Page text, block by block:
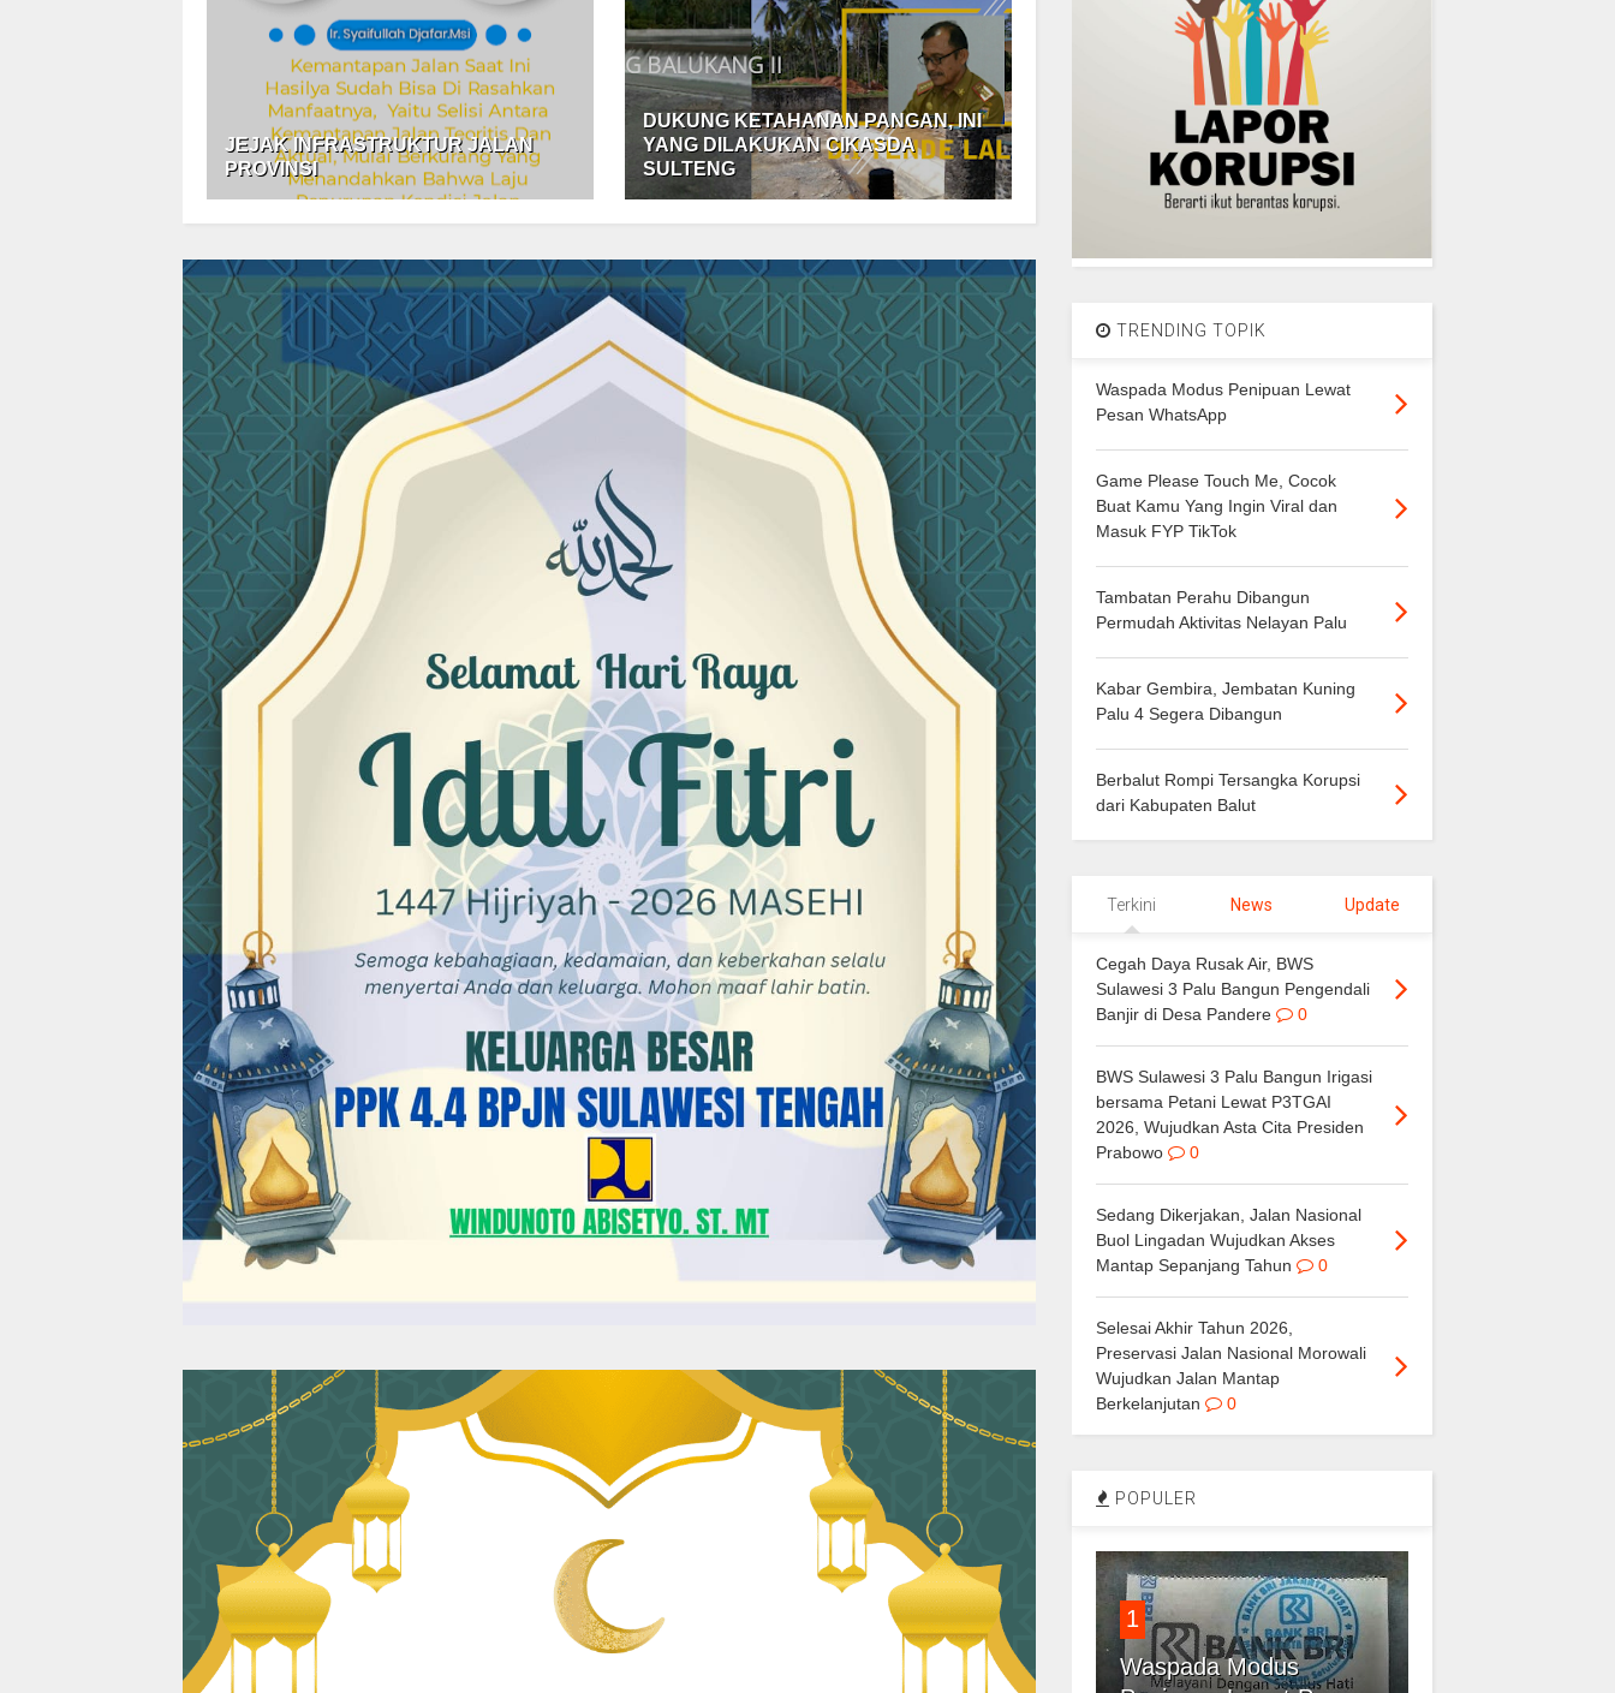
JEJAK INFRASTRUKTUR JALAN
PROVINSI
DUKUNG KETAHANAN PANGAN, INI
YANG DILAKUKAN CIKASDA
SULTENG
TRENDING TOPIK
Waspada Modus Penipuan Lewat
Pesan WhatsApp
Game Please Touch Me, Cocok
Buat Kamu Yang Ingin Viral dan
Masuk FYP TikTok
Tambatan Perahu Dibangun
Permudah Aktivitas Nelayan Palu
Kabar Gembira, Jembatan Kuning
Palu 4 Segera Dibangun
Berbalut Rompi Tersangka Korupsi
dari Kabupaten Balut
Terkini News Update
Cegah Daya Rusak Air, BWS
Sulawesi 3 Palu Bangun Pengendali
Banjir di Desa Pandere
0
BWS Sulawesi 3 Palu Bangun Irigasi
bersama Petani Lewat P3TGAI
2026, Wujudkan Asta Cita Presiden
Prabowo
0
Sedang Dikerjakan, Jalan Nasional
Buol Lingadan Wujudkan Akses
Mantap Sepanjang Tahun
0
Selesai Akhir Tahun 2026,
Preservasi Jalan Nasional Morowali
Wujudkan Jalan Mantap
Berkelanjutan
0
POPULER
1
Waspada Modus